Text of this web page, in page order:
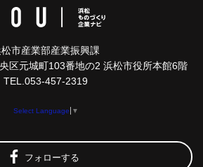
市産業部産業振興課
区元城町103番地の2 浜松市役所本館6階
TEL.053-457-2319
Select Language ▼
フォローする